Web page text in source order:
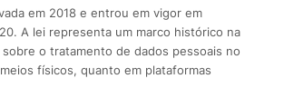
em 2018 e entrou em vigor em
A lei representa um marco histórico na
sobre o tratamento de dados pessoais no
físicos, quanto em plataformas